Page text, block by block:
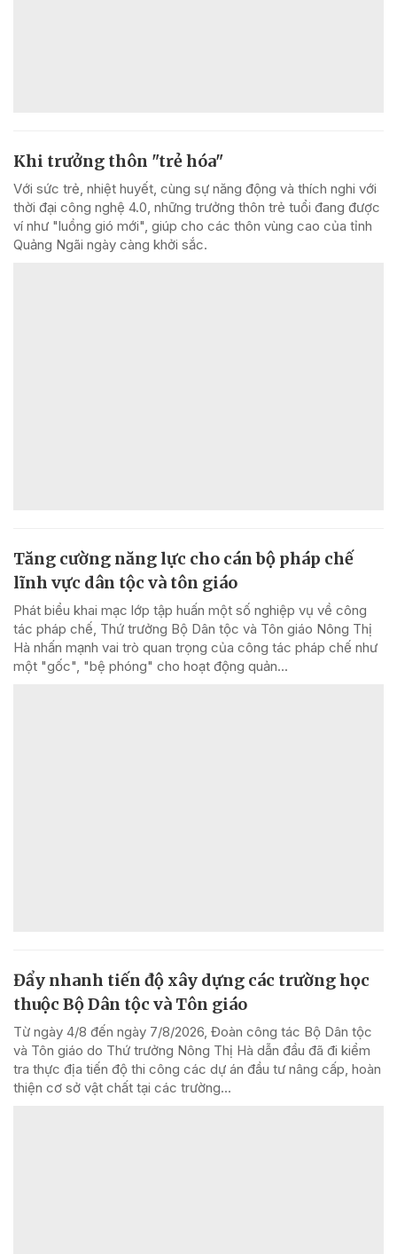
Khi trưởng thôn "trẻ hóa"
Với sức trẻ, nhiệt huyết, cùng sự năng động và thích nghi với
thời đại công nghệ 4.0, những trưởng thôn trẻ tuổi đang được
ví như "luồng gió mới", giúp cho các thôn vùng cao của tỉnh
Quảng Ngãi ngày càng khởi sắc.
Tăng cường năng lực cho cán bộ pháp chế
lĩnh vực dân tộc và tôn giáo
Phát biểu khai mạc lớp tập huấn một số nghiệp vụ về công
tác pháp chế, Thứ trưởng Bộ Dân tộc và Tôn giáo Nông Thị
Hà nhấn mạnh vai trò quan trọng của công tác pháp chế như
một "gốc", "bệ phóng" cho hoạt động quản...
Đẩy nhanh tiến độ xây dựng các trường học
thuộc Bộ Dân tộc và Tôn giáo
Từ ngày 4/8 đến ngày 7/8/2026, Đoàn công tác Bộ Dân tộc
và Tôn giáo do Thứ trưởng Nông Thị Hà dẫn đầu đã đi kiểm
tra thực địa tiến độ thi công các dự án đầu tư nâng cấp, hoàn
thiện cơ sở vật chất tại các trường...